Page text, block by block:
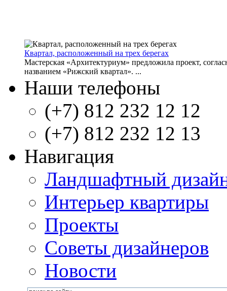
Квартал, расположенный на трех берегах
Мастерская «Архитектуриум» предложила проект,
названием «Рижский квартал». ...
Наши телефоны
(+7) 812 232 12 12
(+7) 812 232 12 13
Навигация
Ландшафтный
Интерьер квартиры
Проекты
Советы дизайнеров
Новости